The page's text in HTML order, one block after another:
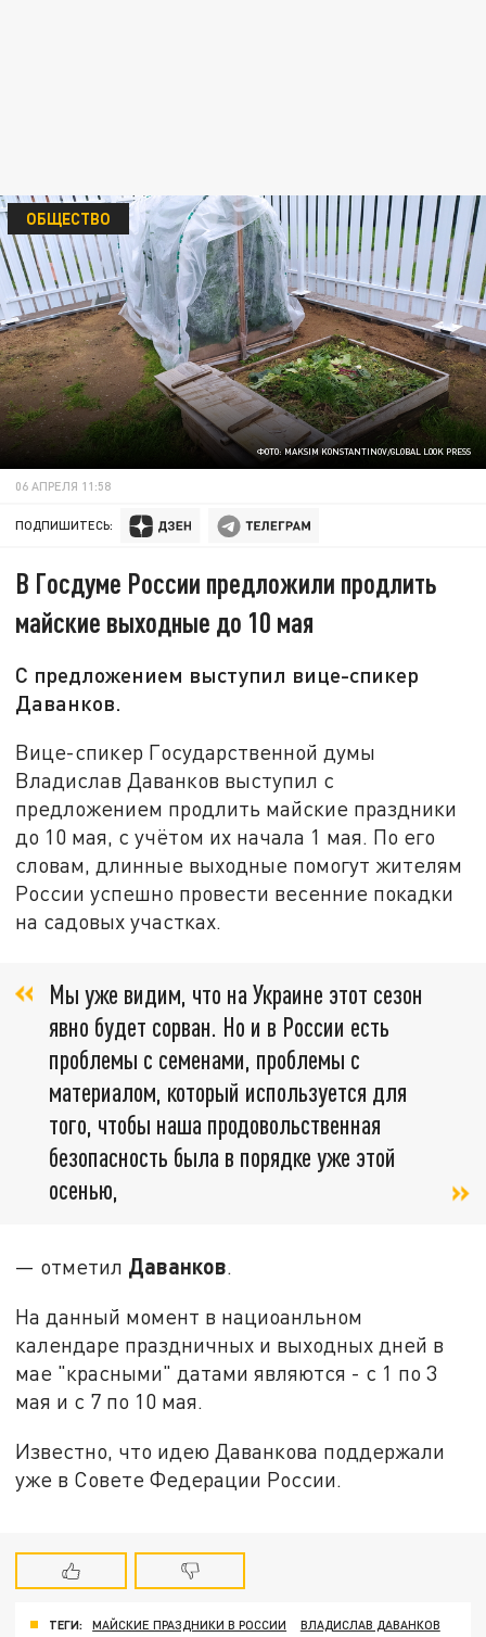
ФОТО: MAKSIM KONSTANTINOV/GLOBAL LOOK PRESS
ОБЩЕСТВО
06 АПРЕЛЯ 11:58
ПОДПИШИТЕСЬ:
В Госдуме России предложили продлить
майские выходные до 10 мая
С предложением выступил вице-спикер
Даванков.
Вице-спикер Государственной думы
Владислав Даванков выступил с
предложением продлить майские праздники
до 10 мая, с учётом их начала 1 мая. По его
словам, длинные выходные помогут жителям
России успешно провести весенние покадки
на садовых участках.
Мы уже видим, что на Украине этот сезон
явно будет сорван. Но и в России есть
проблемы с семенами, проблемы с
материалом, который используется для
того, чтобы наша продовольственная
безопасность была в порядке уже этой
осенью,
— отметил Даванков.
На данный момент в нациоанльном
календаре праздничных и выходных дней в
мае "красными" датами являются - с 1 по 3
мая и с 7 по 10 мая.
Известно, что идею Даванкова поддержали
уже в Совете Федерации России.
ТЕГИ: МАЙСКИЕ ПРАЗДНИКИ В РОССИИ ВЛАДИСЛАВ ДАВАНКОВ